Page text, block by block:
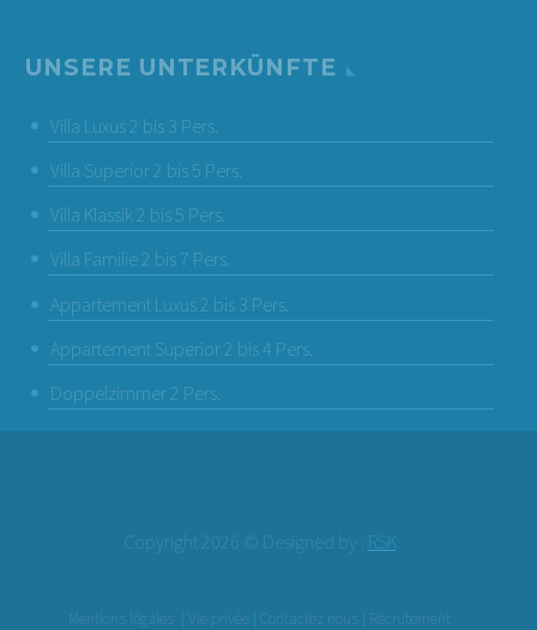
UNSERE UNTERKÜNFTE
Villa Luxus 2 bis 3 Pers.
Villa Superior 2 bis 5 Pers.
Villa Klassik 2 bis 5 Pers.
Villa Familie 2 bis 7 Pers.
Appartement Luxus 2 bis 3 Pers.
Appartement Superior 2 bis 4 Pers.
Doppelzimmer 2 Pers.
Copyright 2026 © Designed by : RSK
Mentions légales Vie privée Contactez nous Recrutement